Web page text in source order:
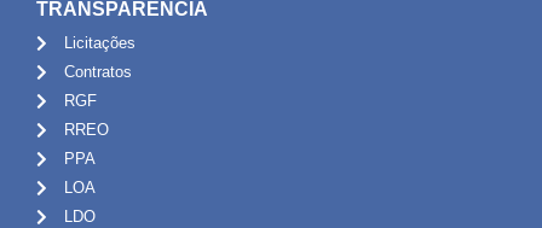
TRANSPARÊNCIA
Licitações
Contratos
RGF
RREO
PPA
LOA
LDO